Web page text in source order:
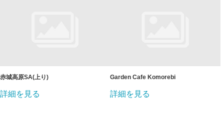
赤城高原SA(上り)
詳細を見る
Garden Cafe Komorebi
詳細を見る